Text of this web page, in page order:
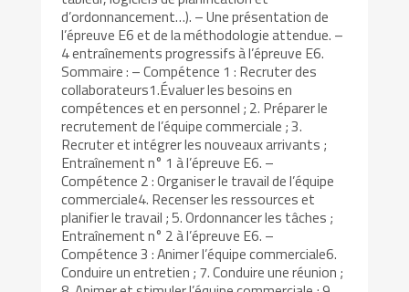
d’ordonnancement…). – Une présentation de
l’épreuve E6 et de la méthodologie attendue. –
4 entraînements progressifs à l’épreuve E6.
Sommaire : – Compétence 1 : Recruter des
collaborateurs1.Évaluer les besoins en
compétences et en personnel ; 2. Préparer le
recrutement de l’équipe commerciale ; 3.
Recruter et intégrer les nouveaux arrivants ;
Entraînement n° 1 à l’épreuve E6. –
Compétence 2 : Organiser le travail de l’équipe
commerciale4. Recenser les ressources et
planifier le travail ; 5. Ordonnancer les tâches ;
Entraînement n° 2 à l’épreuve E6. –
Compétence 3 : Animer l’équipe commerciale6.
Conduire un entretien ; 7. Conduire une réunion ;